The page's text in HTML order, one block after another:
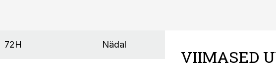
72H Nädal
VIIMASED